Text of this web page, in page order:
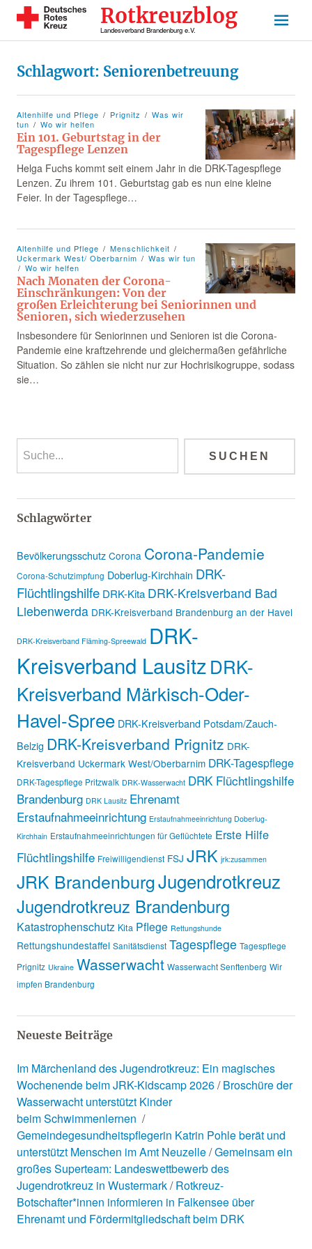
Rotkreuzblog
Landesverband Brandenburg e.V.
Schlagwort: Seniorenbetreuung
Altenhilfe und Pflege Prignitz
Was wir
tun
Wo wir helfen
Ein 101. Geburtstag in der
Tagespflege Lenzen
Helga Fuchs kommt seit einem Jahr in die DRK-Tagespflege
Lenzen. Zu ihrem 101. Geburtstag gab es nun eine kleine
Feier. In der Tagespflege…
Altenhilfe und Pflege
Menschlichkeit
Uckermark West/ Oberbarnim
Was wir tun
Wo wir helfen
Nach Monaten der Corona-
Einschränkungen: Von der
großen Erleichterung bei Seniorinnen und
Senioren, sich wiederzusehen
Insbesondere für Seniorinnen und Senioren ist die Corona-
Pandemie eine kraftzehrende und gleichermaßen gefährliche
Situation. So zählen sie nicht nur zur Hochrisikogruppe, sodass
sie…
Schlagwörter
Bevölkerungsschutz Corona Corona-Pandemie
Corona-Schutzimpfung Doberlug-Kirchhain DRK-
Flüchtlingshilfe DRK-Kita DRK-Kreisverband Bad
Liebenwerda DRK-Kreisverband Brandenburg an der Havel
DRK-Kreisverband Fläming-Spreewald DRK-
Kreisverband LausitzDRK-
Kreisverband Märkisch-Oder-
Havel-Spree DRK-Kreisverband Potsdam/Zauch-
Belzig DRK-Kreisverband Prignitz DRK-
Kreisverband Uckermark West/Oberbarnim DRK-Tagespflege
DRK-Tagespflege Pritzwalk DRK-Wasserwacht DRK Flüchtlingshilfe
Brandenburg DRK Lausitz Ehrenamt
Erstaufnahmeeinrichtung Erstaufnahmeeinrichtung Doberlug-
Kirchhain Erstaufnahmeeinrichtungen für Geflüchtete Erste Hilfe
Flüchtlingshilfe Freiwilligendienst FSJ JRK jrk:zusammen
JRK BrandenburgJugendrotkreuz
Jugendrotkreuz Brandenburg
Katastrophenschutz Kita Pflege Rettungshunde
Rettungshundestaffel Sanitätsdienst Tagespflege Tagespflege
Prignitz Ukraine Wasserwacht Wasserwacht Senftenberg Wir
impfen Brandenburg
Neueste Beiträge
Im Märchenland des Jugendrotkreuz: Ein magisches
Wochenende beim JRK-Kidscamp 2026 Broschüre der
Wasserwacht unterstützt Kinder
beim Schwimmenlernen
Gemeindegesundheitspflegerin Katrin Pohle berät und
unterstützt Menschen im Amt Neuzelle Gemeinsam ein
großes Superteam: Landeswettbewerb des
Jugendrotkreuz in Wustermark Rotkreuz-
Botschafter*innen informieren in Falkensee über
Ehrenamt und Fördermitgliedschaft beim DRK